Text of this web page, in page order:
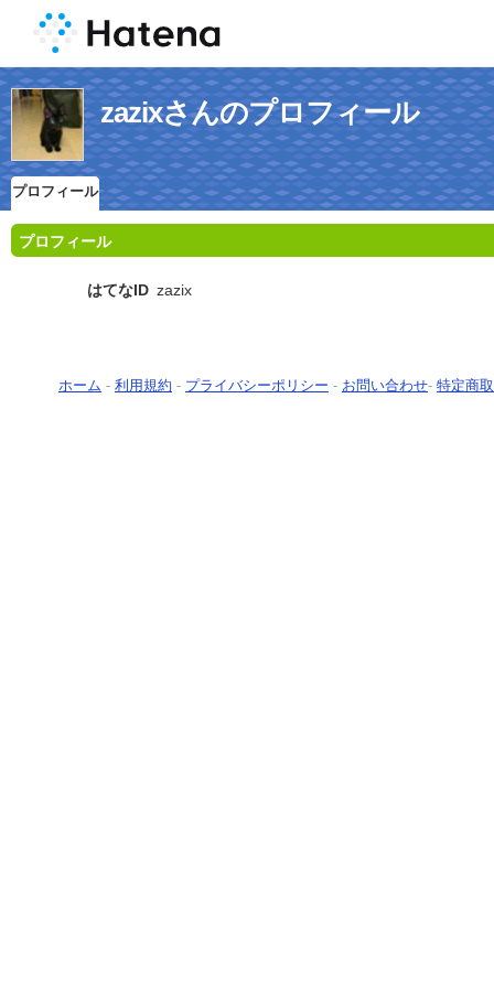
zazixさんのプロフィール
プロフィール
プロフィール
はてなID zazix
ホーム - 利用規約 - プライバシーポリシー - お問い合わせ- 特定商